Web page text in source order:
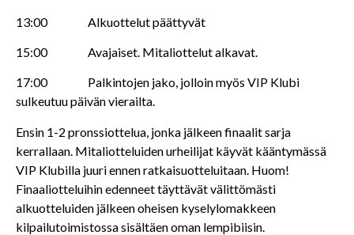
13:00 Alkuottelut päättyvät
15:00 Avajaiset. Mitaliottelut alkavat.
17:00 Palkintojen jako, jolloin myös VIP Klubi
sulkeutuu päivän vierailta.
Ensin 1-2 pronssiottelua, jonka jälkeen finaalit sarja
kerrallaan. Mitaliotteluiden urheilijat käyvät kääntymässä
VIP Klubilla juuri ennen ratkaisuotteluitaan. Huom!
Finaaliotteluihin edenneet täyttävät välittömästi
alkuotteluiden jälkeen oheisen kyselylomakkeen
kilpailutoimistossa sisältäen oman lempibiisin.